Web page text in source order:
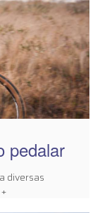
pedalar
diversas